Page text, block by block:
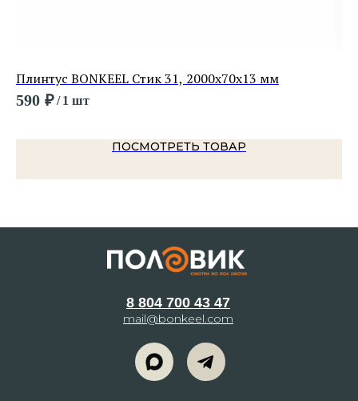
Плинтус BONKEEL Стик 31, 2000х70х13 мм
590 ₽/ 1 шт
ПОСМОТРЕТЬ ТОВАР
8 804 700 43 47
mail@bonkeel.com